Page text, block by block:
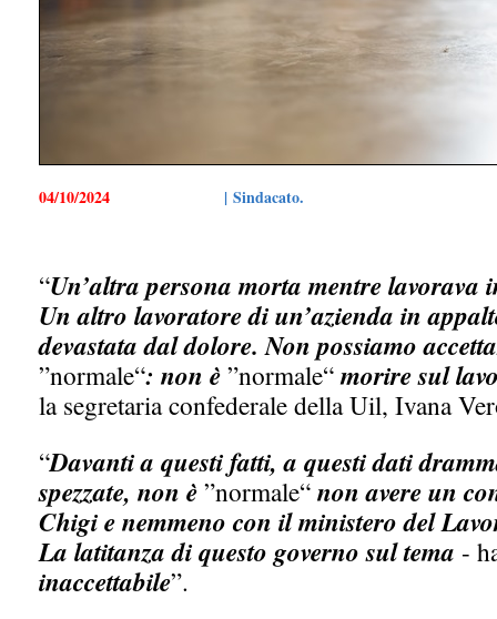
04/10/2024 | Sindacato.
“Un’altra persona morta mentre
Un altro lavoratore di un’azienda in
devastata dal dolore. Non possiamo
”normale“: non è”normale“morire sul
la segretaria confederale della Uil, Ivana
“Davanti a questi fatti, a questi dati
spezzate, non è”normale“non avere un
Chigi e nemmeno con il ministero del
La latitanza di questo governo sul tema -
inaccettabile”.